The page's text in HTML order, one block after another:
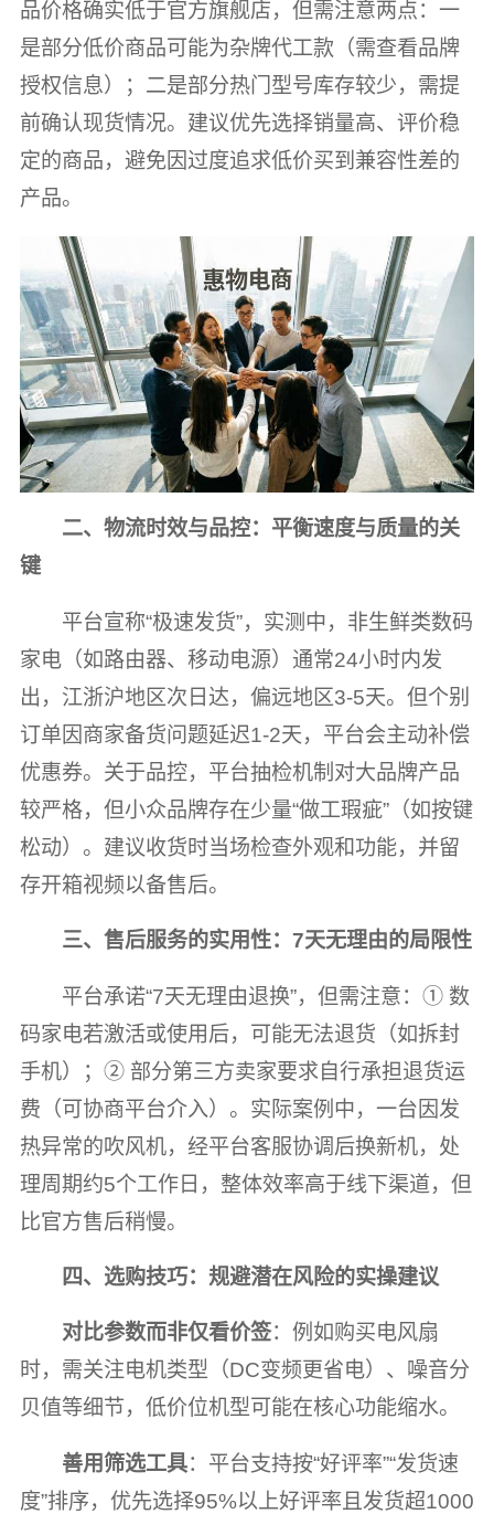
品价格确实低于官方旗舰店，但需注意两点：一
是部分低价商品可能为杂牌代工款（需查看品牌
授权信息）；二是部分热门型号库存较少，需提
前确认现货情况。建议优先选择销量高、评价稳
定的商品，避免因过度追求低价买到兼容性差的
产品。
二、物流时效与品控：平衡速度与质量的关
键
平台宣称“极速发货”，实测中，非生鲜类数码
家电（如路由器、移动电源）通常24小时内发
出，江浙沪地区次日达，偏远地区3-5天。但个别
订单因商家备货问题延迟1-2天，平台会主动补偿
优惠券。关于品控，平台抽检机制对大品牌产品
较严格，但小众品牌存在少量“做工瑕疵”（如按键
松动）。建议收货时当场检查外观和功能，并留
存开箱视频以备售后。
三、售后服务的实用性：7天无理由的局限性
平台承诺“7天无理由退换”，但需注意：① 数
码家电若激活或使用后，可能无法退货（如拆封
手机）；② 部分第三方卖家要求自行承担退货运
费（可协商平台介入）。实际案例中，一台因发
热异常的吹风机，经平台客服协调后换新机，处
理周期约5个工作日，整体效率高于线下渠道，但
比官方售后稍慢。
四、选购技巧：规避潜在风险的实操建议
对比参数而非仅看价签：例如购买电风扇
时，需关注电机类型（DC变频更省电）、噪音分
贝值等细节，低价位机型可能在核心功能缩水。
善用筛选工具：平台支持按“好评率”“发货速
度”排序，优先选择95%以上好评率且发货超1000